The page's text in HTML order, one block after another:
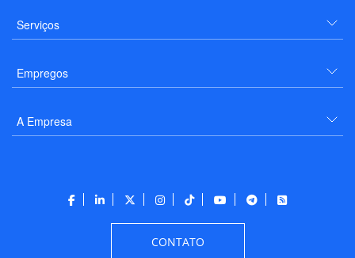
Serviços
Empregos
A Empresa
CONTATO